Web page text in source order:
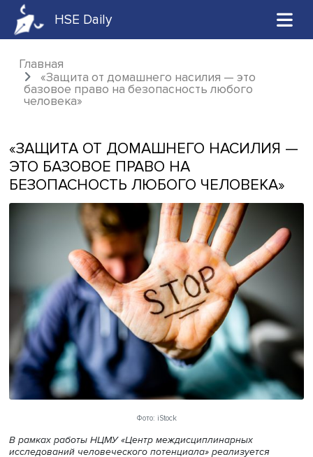
HSE Daily
Главная
«Защита от домашнего насилия — это
базовое право на безопасность любого
«ЗАЩИТА ОТ ДОМАШНЕГО
ЭТО БАЗОВОЕ ПРАВО НА
БЕЗОПАСНОСТЬ ЛЮБОГО